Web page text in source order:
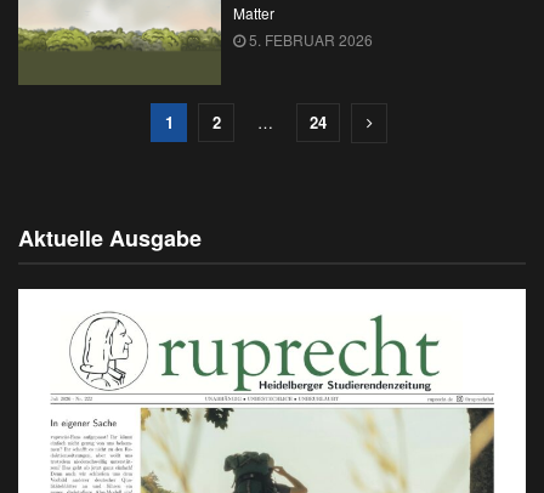
Matter
5. FEBRUAR 2026
1 2 … 24
Aktuelle Ausgabe